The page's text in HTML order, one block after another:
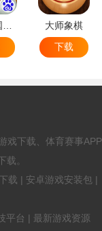
元游中国象棋
大师象棋
下载
戏下载、体育赛事APP
载。
载 | 安卓游戏安装包 |
平台 | 最新游戏资源